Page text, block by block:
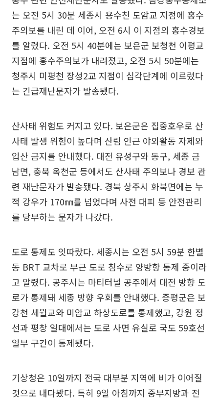
는 오전 5시 30분 세종시 용수천 도암교 지점에 홍수
주의보를 내린 데 이어, 오전 6시 이 지점의 홍수경보
를 알렸다. 오전 5시 40분에는 보은군 보청천 이평교
지점에 홍수주의보가 내려졌고, 오전 5시 50분에는
청주시 미평천 장성2교 지점이 심각단계에 이르렀다
는 긴급재난문자가 발송됐다.
산사태 위험도 커지고 있다. 보은군은 집중호우로 산
사태 발생 위험이 높다며 산림 인근 야외활동 자제와
입산 금지를 안내했다. 대전 유성구와 동구, 세종 금
남면, 충북 옥천군 등에서도 산사태 주의보나 경보 관
련 재난문자가 발송됐다. 경북 상주시 화북면에는 누
적 강우가 170㎜를 넘었다며 사전 대피 등 안전관리
를 당부하는 문자가 나갔다.
도로 통제도 잇따랐다. 세종시는 오전 5시 59분 한별
동 BRT 교차로 부근 도로 침수로 양방향 통제 중이라
고 알렸다. 공주시는 마티터널 공주에서 대전 방향 도
로가 통제돼 세종 방향 우회를 안내했다. 증평군은 보
강천 세월교와 미암교 하상도로를 통제했고, 강원 정
선과 평창 일대에서는 도로 사면 유실로 국도 59호선
일부 구간이 통제됐다.
기상청은 10일까지 전국 대부분 지역에 비가 이어질
것으로 내다봤다. 특히 9일 아침까지 중부지방과 전